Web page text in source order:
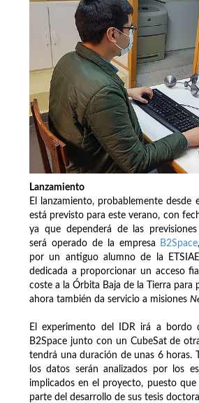
Lanzamiento
El lanzamiento, probablemente desde
está previsto para este verano, con
ya que dependerá de las
será operado de la empresa
B2Space
por un antiguo alumno de la
dedicada a proporcionar un acceso
coste a la Órbita Baja de la Tierra para
ahora también da servicio a misiones
El experimento del IDR irá a bordo
B2Space junto con un CubeSat de
tendrá una duración de unas 6 horas.
los datos serán analizados por los
implicados en el proyecto, puesto
parte del desarrollo de sus tesis